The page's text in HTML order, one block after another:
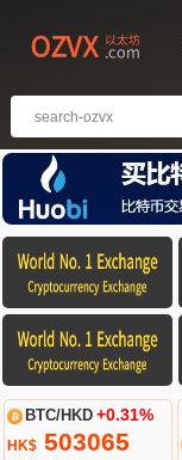
BTC/HKD +0.31%
HK$503065